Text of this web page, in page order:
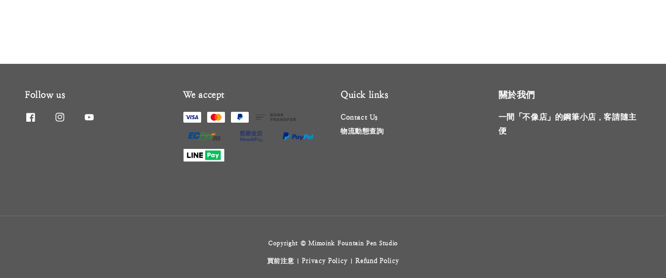
Follow us We accept Quick links
Contact Us
物流動態查詢
關於我們
一間「不像店」的鋼筆小店，客請隨主
便
Copyright © Mimoink Fountain Pen Studio
買前注意 |Privacy Policy |Refund Policy